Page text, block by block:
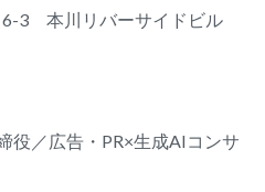
6-3 本川リバーサイドビル
役／広告・PR×生成AIコンサ